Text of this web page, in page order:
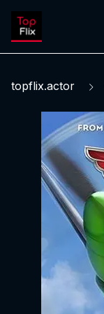
topflix.actor